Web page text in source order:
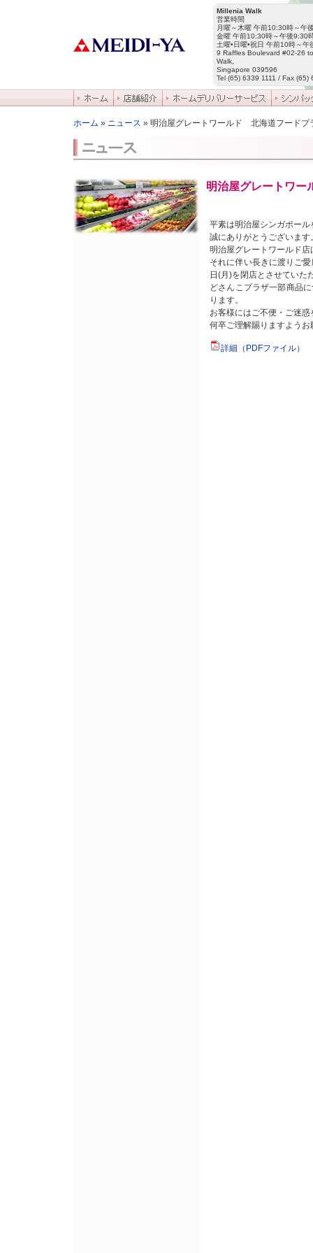
Millenia Walk
営業時間
月曜～木曜 午前10:30時～午
金曜 午前10:30時～午後9:30
土曜•日曜•祝日 午前10時～午
9 Raffles Boulevard #02-26
Walk,
Singapore 039596
Tel (65) 6339 1111 / Fax (65)
ホーム » ニュース » 明治屋グレートワールド 北海道フードプ
明治屋グレートワ
平素は明治屋シンガポー
誠にありがとうございます
明治屋グレートワールド
それに伴い長きに渡りご
日(月)を閉店とさせていた
どさんこプラザ一部商品
ります。
お客様にはご不便・ご迷
何卒ご理解賜りますよう
詳細（PDFファイル）